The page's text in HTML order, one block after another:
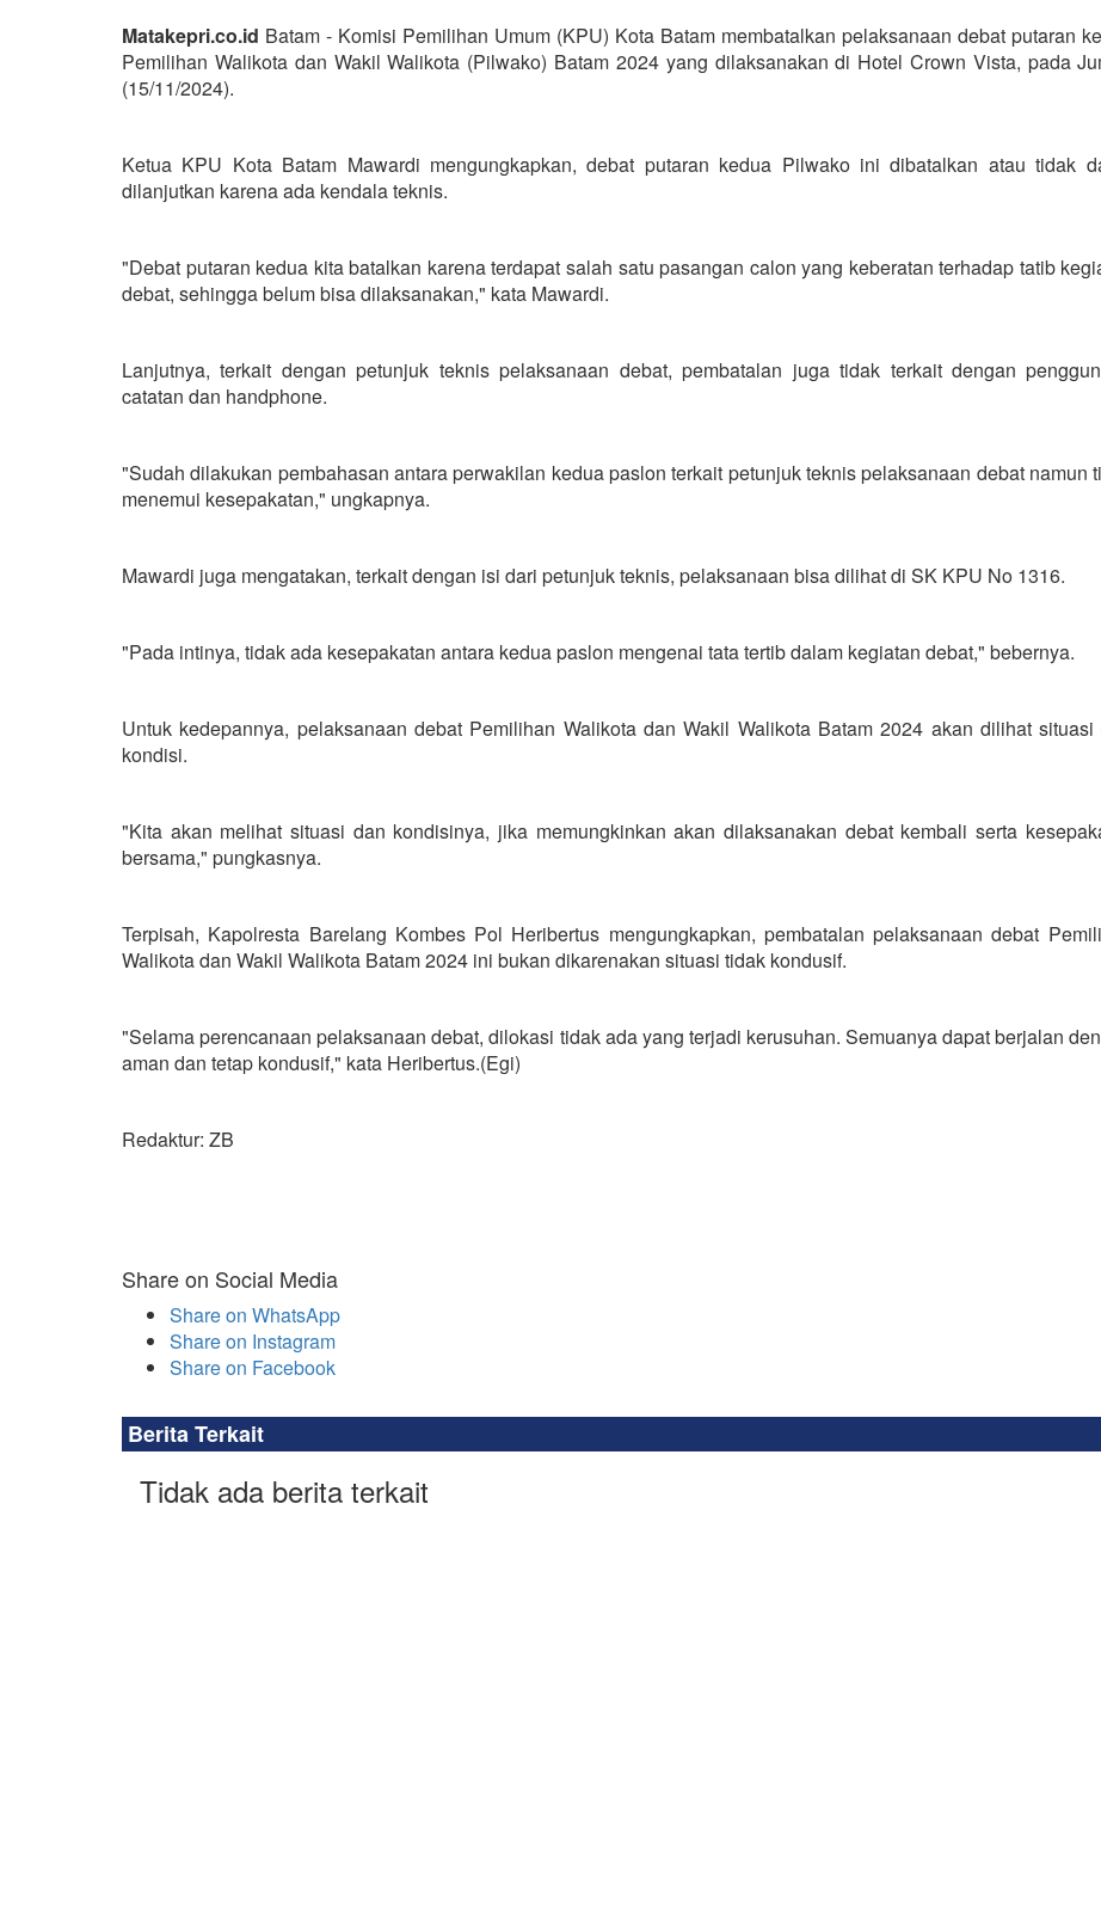
Matakepri.co.id Batam - Komisi Pemilihan Umum (KPU) Kota Batam membatalkan pelaksanaan debat putaran
Pemilihan Walikota dan Wakil Walikota (Pilwako) Batam 2024 yang dilaksanakan di Hotel Crown Vista, pada
(15/11/2024).
Ketua KPU Kota Batam Mawardi mengungkapkan, debat putaran kedua Pilwako ini dibatalkan atau tidak
dilanjutkan karena ada kendala teknis.
"Debat putaran kedua kita batalkan karena terdapat salah satu pasangan calon yang keberatan terhadap tatib
debat, sehingga belum bisa dilaksanakan," kata Mawardi.
Lanjutnya, terkait dengan petunjuk teknis pelaksanaan debat, pembatalan juga tidak terkait dengan
catatan dan handphone.
"Sudah dilakukan pembahasan antara perwakilan kedua paslon terkait petunjuk teknis pelaksanaan debat namun
menemui kesepakatan," ungkapnya.
Mawardi juga mengatakan, terkait dengan isi dari petunjuk teknis, pelaksanaan bisa dilihat di SK KPU No 1316.
"Pada intinya, tidak ada kesepakatan antara kedua paslon mengenai tata tertib dalam kegiatan debat," bebernya.
Untuk kedepannya, pelaksanaan debat Pemilihan Walikota dan Wakil Walikota Batam 2024 akan dilihat situasi
kondisi.
"Kita akan melihat situasi dan kondisinya, jika memungkinkan akan dilaksanakan debat kembali serta
bersama," pungkasnya.
Terpisah, Kapolresta Barelang Kombes Pol Heribertus mengungkapkan, pembatalan pelaksanaan debat
Walikota dan Wakil Walikota Batam 2024 ini bukan dikarenakan situasi tidak kondusif.
"Selama perencanaan pelaksanaan debat, dilokasi tidak ada yang terjadi kerusuhan. Semuanya dapat berjalan
aman dan tetap kondusif," kata Heribertus.(Egi)
Redaktur: ZB
Share on Social Media
Share on WhatsApp
Share on Instagram
Share on Facebook
Berita Terkait
Tidak ada berita terkait